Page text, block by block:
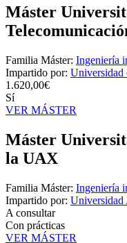
Máster
Familia Máster: Ingeniería
Impartido por: Universidad
1.620,00€
Sí
VER MÁSTER
Máster
la UAX
Familia Máster: Ingeniería
Impartido por:
A consultar
Con prácticas
VER MÁSTER